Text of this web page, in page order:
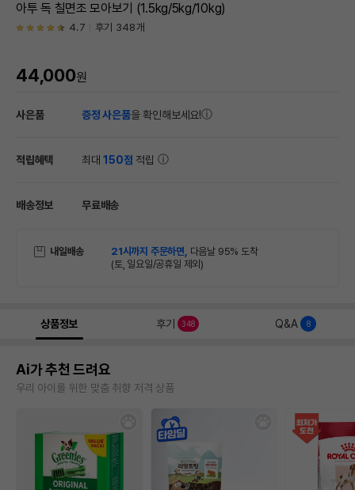
아투 독 칠면조 모아보기 (1.5kg/5kg/10kg)
4.7 후기 348개
44,000원
사은품 증정 사은품을 확인해보세요!
적립혜택 최대150점 적립
배송정보 무료배송
내일배송 21시까지 주문하면, 다음날 95% 도착
(토, 일요일/공휴일 제외)
상품정보 후기 348 Q&A 8
Ai가 추천 드려요
우리 아이를 위한 맞춤 취향 저격 상품